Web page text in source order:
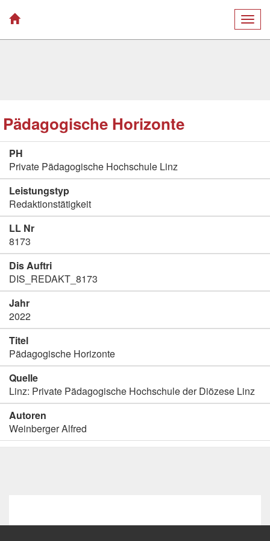
Pädagogische Horizonte
PH
Private Pädagogische Hochschule Linz
Leistungstyp
Redaktionstätigkeit
LL Nr
8173
Dis Auftri
DIS_REDAKT_8173
Jahr
2022
Titel
Pädagogische Horizonte
Quelle
Linz: Private Pädagogische Hochschule der Diözese Linz
Autoren
Weinberger Alfred